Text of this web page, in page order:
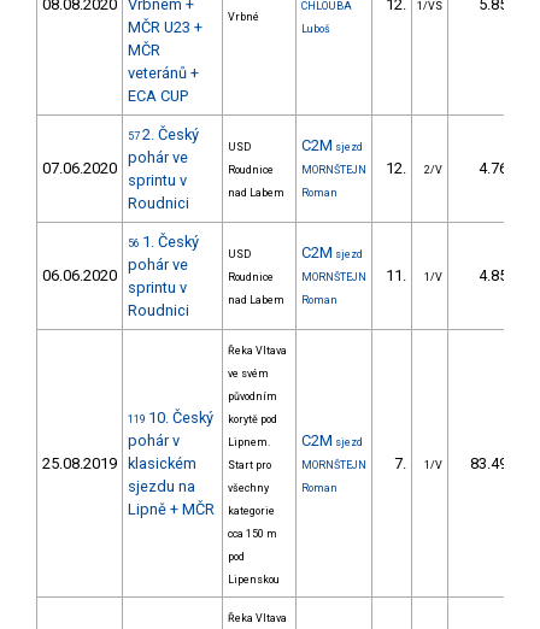
08.08.2020 Vrbném +
MČR U23 +
MČR
veteránů +
ECA CUP
Vrbné
CHLOUBA
Luboš
12. 1/VS 5.85
07.06.2020
57 2. Český
pohár ve
sprintu v
Roudnici
USD
Roudnice
nad Labem
C2M sjezd
MORNŠTEJN
Roman
12. 2/V 4.76
06.06.2020
56 1. Český
pohár ve
sprintu v
Roudnici
USD
Roudnice
nad Labem
C2M sjezd
MORNŠTEJN
Roman
11. 1/V 4.85
25.08.2019
119 10. Český
pohár v
klasickém
sjezdu na
Lipně + MČR
Řeka Vltava
ve svém
původním
korytě pod
Lipnem.
Start pro
všechny
kategorie
cca 150 m
pod
Lipenskou
C2M sjezd
MORNŠTEJN
Roman
7. 1/V 83.49
Řeka Vltava